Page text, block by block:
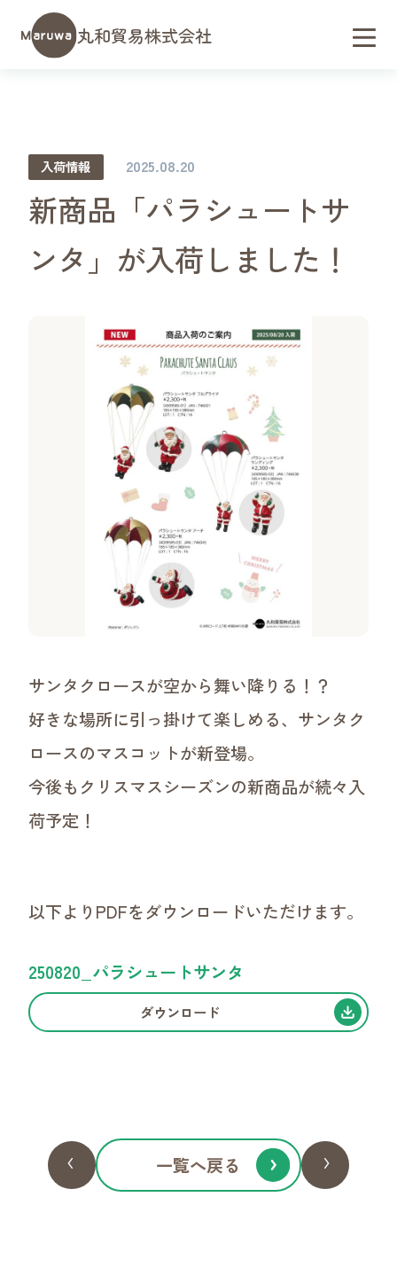
丸和貿易株式会社
会社概要／アクセス
ご挨拶・理念・ビジョン
ワークショップについて
デジタルカタログ
販促POPダウンロード
入荷情報 2025.08.20
新商品「パラシュートサ
ンタ」が入荷しました！
サンタクロースが空から舞い降りる！？
好きな場所に引っ掛けて楽しめる、サンタク
ロースのマスコットが新登場。
今後もクリスマスシーズンの新商品が続々入
荷予定！
以下よりPDFをダウンロードいただけます。
250820_パラシュートサンタ
ダウンロード
一覧へ戻る